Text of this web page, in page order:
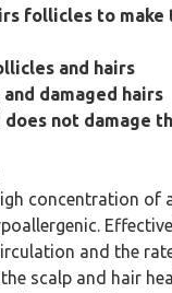
follicles to make
and hairs
damaged hairs
does not damage
concentration of
and the
scalp and hair